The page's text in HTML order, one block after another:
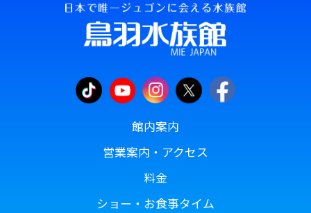
館内案内
営業案内・アクセス
料金
ショー・お食事タイム